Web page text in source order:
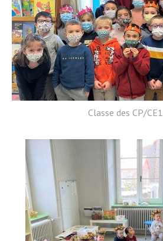
Classe des CP/CE1